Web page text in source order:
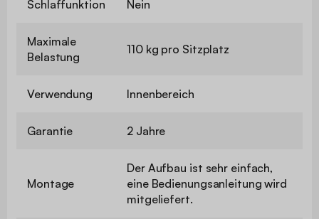
Schlaffunktion Nein
Maximale
Belastung
110 kg pro Sitzplatz
Verwendung Innenbereich
Garantie 2 Jahre
Montage
Der Aufbau ist sehr einfach,
eine Bedienungsanleitung wird
mitgeliefert.